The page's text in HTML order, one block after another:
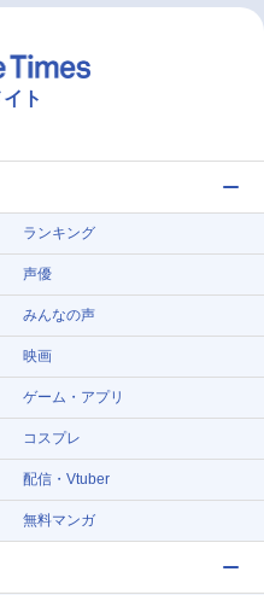
ト
ランキング
声優
みんなの声
映画
ゲーム・アプリ
コスプレ
配信・Vtuber
無料マンガ